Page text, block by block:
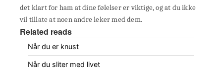
det klart for ham at dine følelser er viktige, og at du ikke
vil tillate at noen andre leker med dem.
Related reads
Når du er knust
Når du sliter med livet